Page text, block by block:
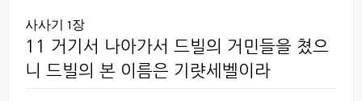
사사기 1장
11 거기서 나아가서 드빌의 거민들을 쳤으
니 드빌의 본 이름은 기럇세벨이라